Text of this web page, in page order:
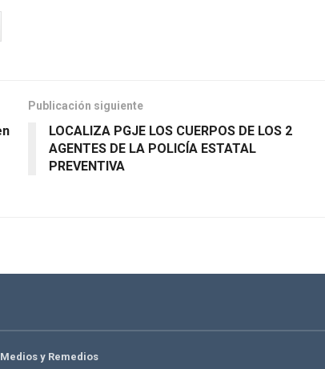
Publicación siguiente
LOCALIZA PGJE LOS CUERPOS DE LOS 2
AGENTES DE LA POLICÍA ESTATAL
PREVENTIVA
Medios y Remedios